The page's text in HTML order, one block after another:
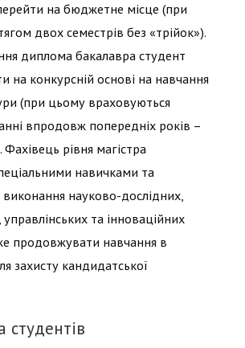
на бюджетне місце (при
двох семестрів без «трійок»).
диплома бакалавра студент
на конкурсній основі на навчання
(при цьому враховуються
впродовж попередніх років –
Фахівець рівня магістра
навичками та
науково-дослідних,
управлінських та інноваційних
продовжувати навчання в
захисту кандидатської
студентів